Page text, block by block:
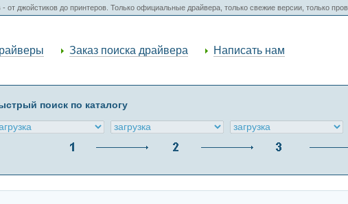
от джойстиков до принтеров. Только официальные драйвера, только свежие версии, только
Заказ поиска драйвера Написать нам
поиск по каталогу